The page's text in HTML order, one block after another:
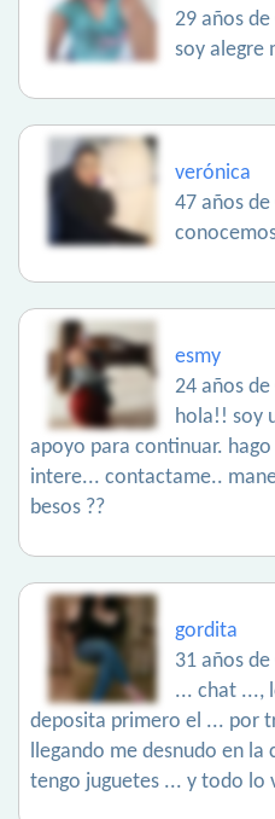
29 años
soy alegre
verónica
47 años
esmy
24 años
hola!! soy
apoyo para continuar.
intere... contactame..
besos ??
gordita
31 años
... chat ...,
deposita primero el ... por
llegando me desnudo en la
tengo juguetes ... y todo lo